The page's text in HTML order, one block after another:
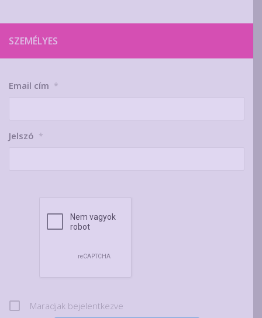
SZEMÉLYES
Email cím *
Jelszó *
Maradjak bejelentkezve